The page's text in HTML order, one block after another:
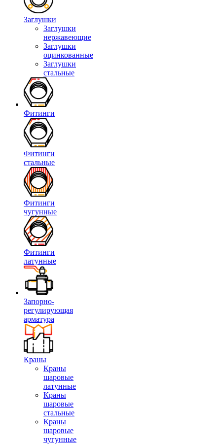
Заглушки
Заглушки
нержавеющие
Заглушки
оцинкованные
Заглушки
стальные
Фитинги
Фитинги
стальные
Фитинги
чугунные
Фитинги
латунные
Запорно-
регулирующая
арматура
Краны
Краны
шаровые
латунные
Краны
шаровые
стальные
Краны
шаровые
чугунные